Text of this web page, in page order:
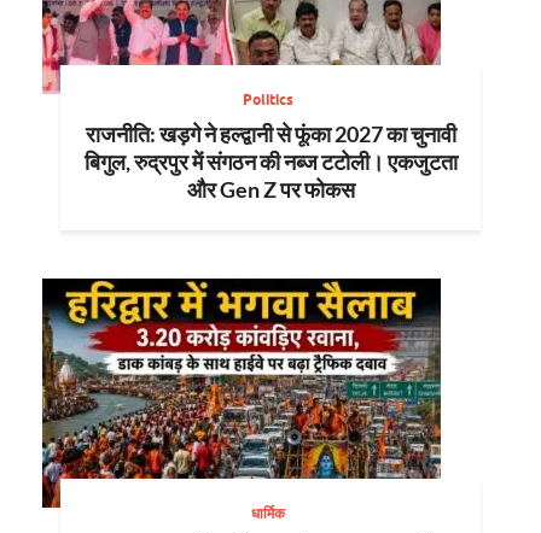
Politics
राजनीति: खड़गे ने हल्द्वानी से फूंका 2027 का चुनावी
बिगुल, रुद्रपुर में संगठन की नब्ज टटोली। एकजुटता
और Gen Z पर फोकस
धार्मिक